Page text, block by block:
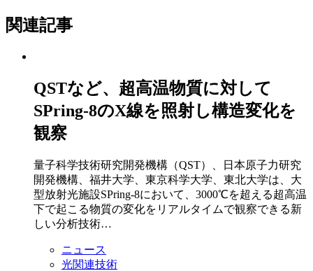
関連記事
QSTなど、超高温物質に対して
SPring-8のX線を照射し構造変化を
観察
量子科学技術研究開発機構（QST）、日本原子力研究
開発機構、福井大学、東京科学大学、東北大学は、大
型放射光施設SPring-8において、3000℃を超える超高温
下で起こる物質の変化をリアルタイムで観察できる新
しい分析技術…
ニュース
光関連技術